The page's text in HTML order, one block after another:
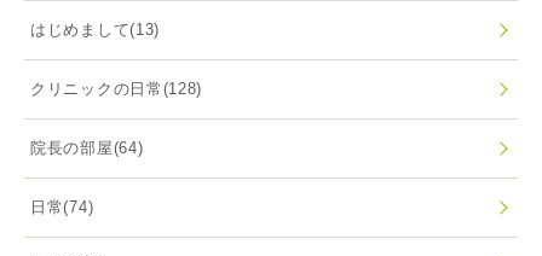
はじめまして(13)
クリニックの日常(128)
院長の部屋(64)
日常(74)